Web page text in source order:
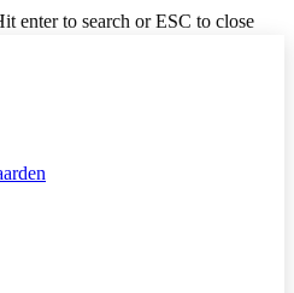
enter to search or ESC to close